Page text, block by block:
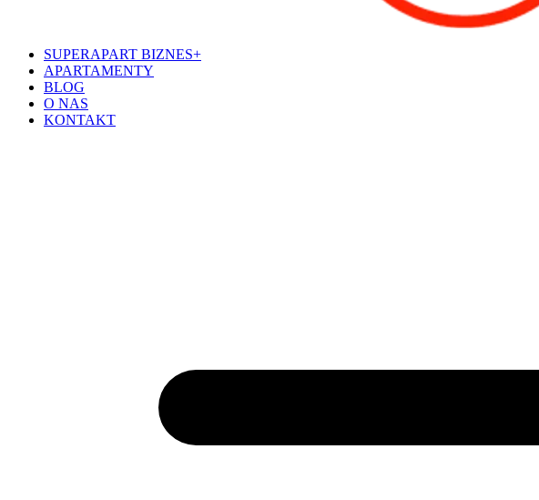
SUPERAPART BIZNES+
APARTAMENTY
BLOG
O NAS
KONTAKT